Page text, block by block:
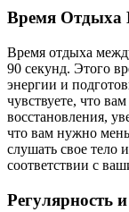
Время Отдыха
Время отдыха
90 секунд. Этого
энергии и
чувствуете, что
восстановления,
что вам нужно
слушать свое тело
соответствии с
Регулярность